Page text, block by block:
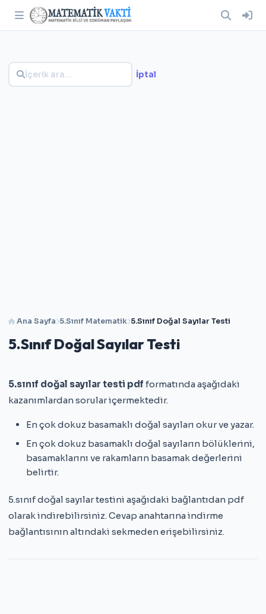
Ana Sayfa 5.Sınıf Matematik 5.Sınıf Doğal Sayılar Testi
5.Sınıf Doğal Sayılar Testi
5.sınıf doğal sayılar testi pdf formatında aşağıdaki
kazanımlardan sorular içermektedir.
En çok dokuz basamaklı doğal sayıları okur ve yazar.
En çok dokuz basamaklı doğal sayıların bölüklerini,
basamaklarını ve rakamların basamak değerlerini
belirtir.
5.sınıf doğal sayılar testini aşağıdaki bağlantıdan pdf
olarak indirebilirsiniz. Cevap anahtarına indirme
bağlantısının altındaki sekmeden erişebilirsiniz.
İptal